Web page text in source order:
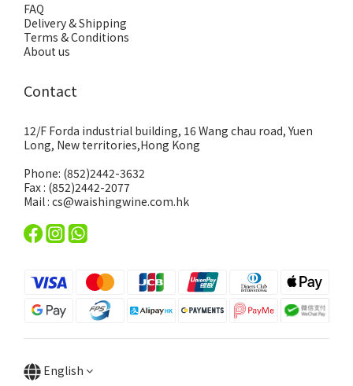
FAQ
Delivery & Shipping
Terms & Conditions
About us
Contact
12/F Forda industrial building, 16 Wang chau road, Yuen
Long, New territories,Hong Kong
Phone: (852)2442-3632
Fax : (852)2442-2077
Mail : cs@waishingwine.com.hk
English